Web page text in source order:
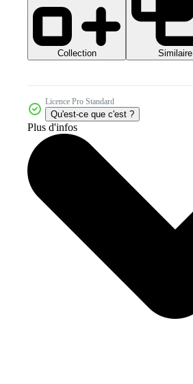
Collection Similaire
Licence Pro Standard
Qu'est-ce que c'est ?
Plus d'infos